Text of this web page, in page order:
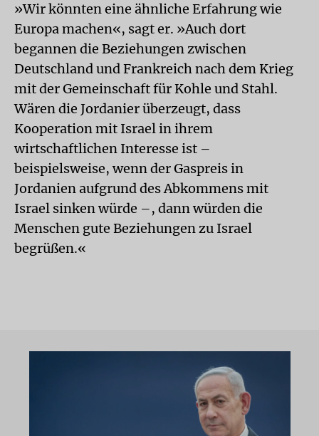
»Wir könnten eine ähnliche Erfahrung wie
Europa machen«, sagt er. »Auch dort
begannen die Beziehungen zwischen
Deutschland und Frankreich nach dem Krieg
mit der Gemeinschaft für Kohle und Stahl.
Wären die Jordanier überzeugt, dass
Kooperation mit Israel in ihrem
wirtschaftlichen Interesse ist –
beispielsweise, wenn der Gaspreis in
Jordanien aufgrund des Abkommens mit
Israel sinken würde –, dann würden die
Menschen gute Beziehungen zu Israel
begrüßen.«